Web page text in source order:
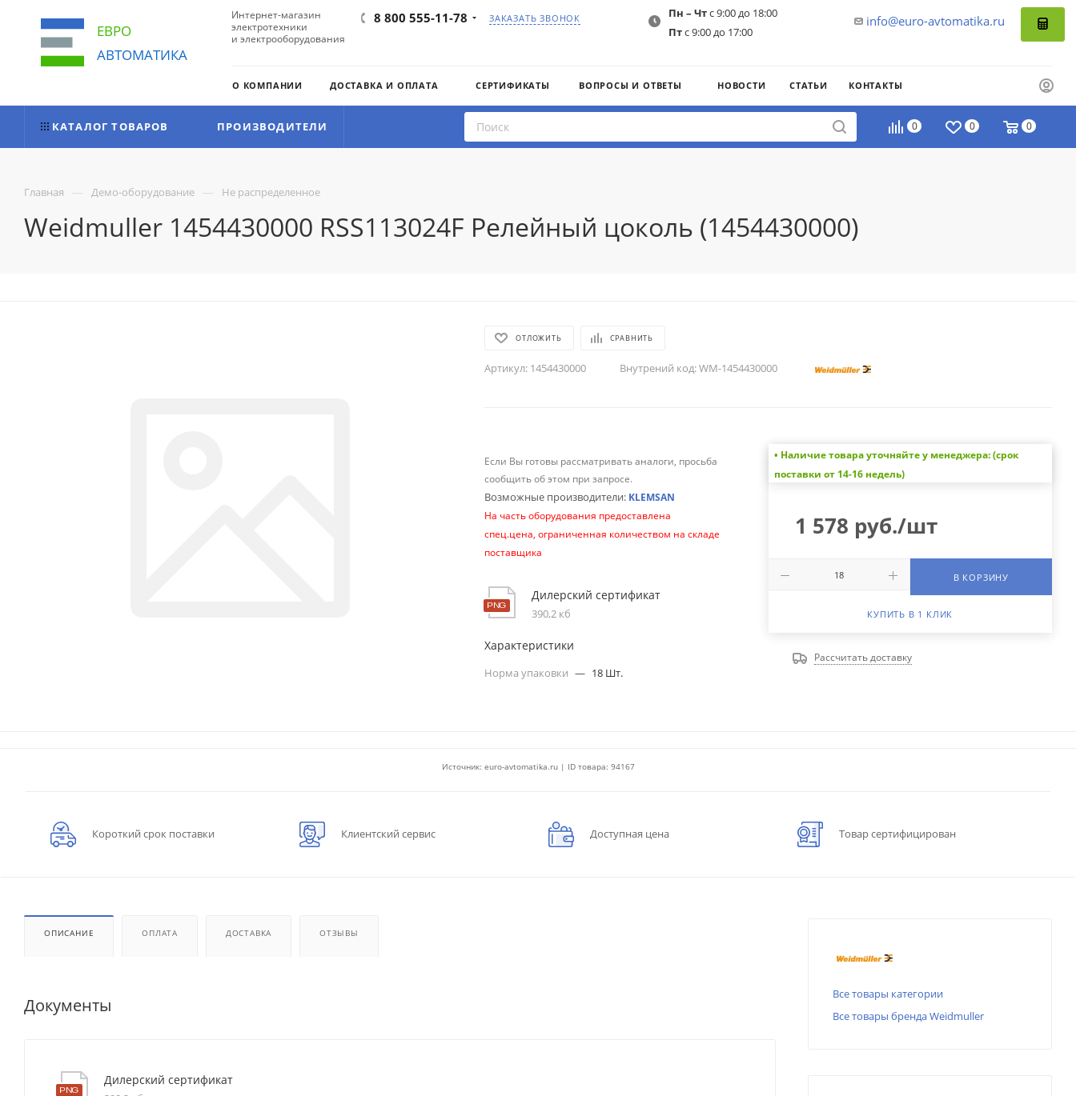
ЕВРО
АВТОМАТИКА
Интернет-магазин
электротехники
и электрооборудования
8 800 555-11-78 ЗАКАЗАТЬ ЗВОНОК info@euro-avtomatika.ru
Пн – Чтс 9:00 до 18:00
Птс 9:00 до 17:00
О КОМПАНИИ ДОСТАВКА И ОПЛАТА СЕРТИФИКАТЫ ВОПРОСЫ И ОТВЕТЫ НОВОСТИ СТАТЬИ КОНТАКТЫ
0 0 0
КАТАЛОГ ТОВАРОВ ПРОИЗВОДИТЕЛИ
Главная — Демо-оборудование — Не распределенное
Weidmuller 1454430000 RSS113024F Релейный цоколь (1454430000)
ОТЛОЖИТЬ СРАВНИТЬ
Артикул: 1454430000 Внутрений код:WM-1454430000
Если Вы готовы рассматривать аналоги, просьба
сообщить об этом при запросе.
Возможные производители: KLEMSAN
На часть оборудования предоставлена
спец.цена, ограниченная количеством на складе
поставщика
Дилерский сертификат
390,2 кб
Характеристики
Норма упаковки — 18 Шт.
• Наличие товара уточняйте у менеджера: (срок
поставки от 14-16 недель)
1 578 руб./шт
В КОРЗИНУ
КУПИТЬ В 1 КЛИК
Рассчитать доставку
Источник: euro-avtomatika.ru | ID товара: 94167
Короткий срок поставки Клиентский сервис Доступная цена Товар сертифицирован
ОПИСАНИЕ ОПЛАТА ДОСТАВКА ОТЗЫВЫ
Документы
Дилерский сертификат
Все товары категории
Все товары бренда Weidmuller